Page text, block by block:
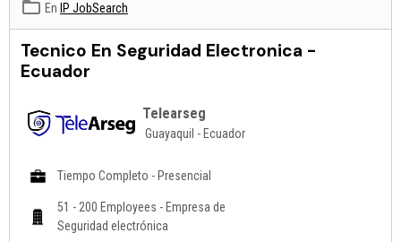
En IP JobSearch
Tecnico En Seguridad Electronica -
Ecuador
Telearseg
Guayaquil - Ecuador
Tiempo Completo - Presencial
51 - 200 Employees - Empresa de
Seguridad electrónica